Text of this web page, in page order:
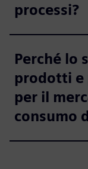
processi?
Perché lo
prodotti e
per il
consumo